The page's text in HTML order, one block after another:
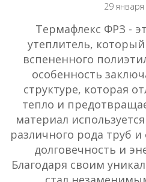
29
Термафлекс ФРЗ -
утеплитель,
вспененного
особенность
структуре, которая
тепло и
материал
различного рода труб
долговечность и
Благодаря своим